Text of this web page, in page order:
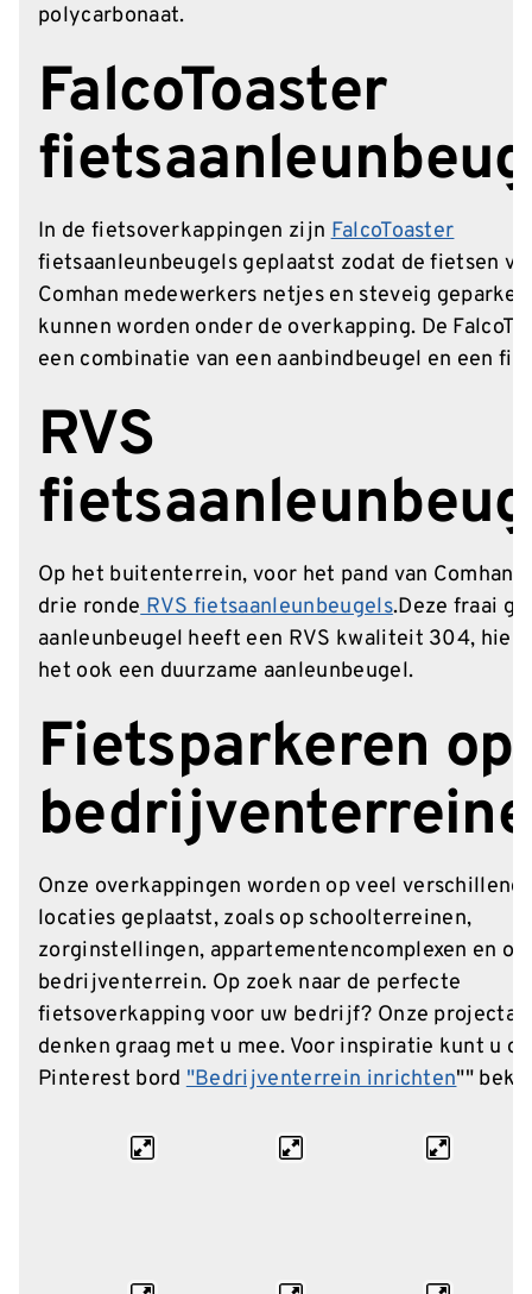
polycarbonaat.
FalcoToaster
In de fietsoverkappingen zijnFalcoToaster
fietsaanleunbeugels geplaatst zodat de fietsen
Comhan medewerkers netjes en steveig
kunnen worden onder de overkapping. De
een combinatie van een aanbindbeugel en een
RVS
Op het buitenterrein, voor het pand van Comhan,
drie rondeRVS fietsaanleunbeugels.Deze fraai
aanleunbeugel heeft een RVS kwaliteit 304,
het ook een duurzame aanleunbeugel.
Fietsparkeren op
Onze overkappingen worden op veel
locaties geplaatst, zoals op schoolterreinen,
zorginstellingen, appartementencomplexen en
bedrijventerrein. Op zoek naar de perfecte
fietsoverkapping voor uw bedrijf? Onze
denken graag met u mee. Voor inspiratie kunt u
Pinterest bord"Bedrijventerrein inrichten""